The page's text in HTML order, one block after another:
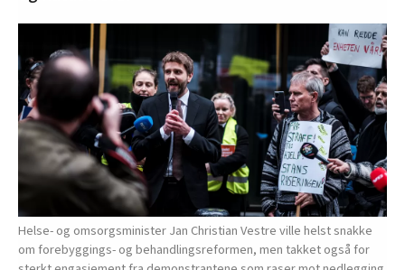
Helse- og omsorgsminister Jan Christian Vestre ville helst snakke
om forebyggings- og behandlingsreformen, men takket også for